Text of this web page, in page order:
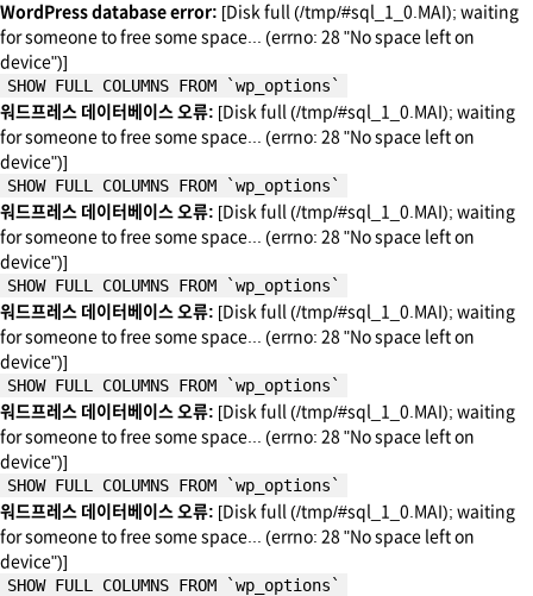
WordPress database error: [Disk full (/tmp/#sql_1_0.MAI); waiting
for someone to free some space... (errno: 28 "No space left on
device")]
SHOW FULL COLUMNS FROM `wp_options`
워드프레스 데이터베이스 오류: [Disk full (/tmp/#sql_1_0.MAI); waiting
for someone to free some space... (errno: 28 "No space left on
device")]
SHOW FULL COLUMNS FROM `wp_options`
워드프레스 데이터베이스 오류: [Disk full (/tmp/#sql_1_0.MAI); waiting
for someone to free some space... (errno: 28 "No space left on
device")]
SHOW FULL COLUMNS FROM `wp_options`
워드프레스 데이터베이스 오류: [Disk full (/tmp/#sql_1_0.MAI); waiting
for someone to free some space... (errno: 28 "No space left on
device")]
SHOW FULL COLUMNS FROM `wp_options`
워드프레스 데이터베이스 오류: [Disk full (/tmp/#sql_1_0.MAI); waiting
for someone to free some space... (errno: 28 "No space left on
device")]
SHOW FULL COLUMNS FROM `wp_options`
워드프레스 데이터베이스 오류: [Disk full (/tmp/#sql_1_0.MAI); waiting
for someone to free some space... (errno: 28 "No space left on
device")]
SHOW FULL COLUMNS FROM `wp_options`